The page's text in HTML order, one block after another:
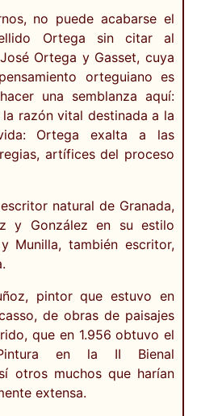
no puede acabarse el
Ortega sin citar al
Ortega y Gasset, cuya
orteguiano es
una semblanza aquí:
razón vital destinada a la
Ortega exalta a las
artífices del proceso
natural de Granada,
y González en su estilo
Munilla, también escritor,
pintor que estuvo en
de obras de paisajes
que en 1.956 obtuvo el
en la II Bienal
otros muchos que harían
extensa.